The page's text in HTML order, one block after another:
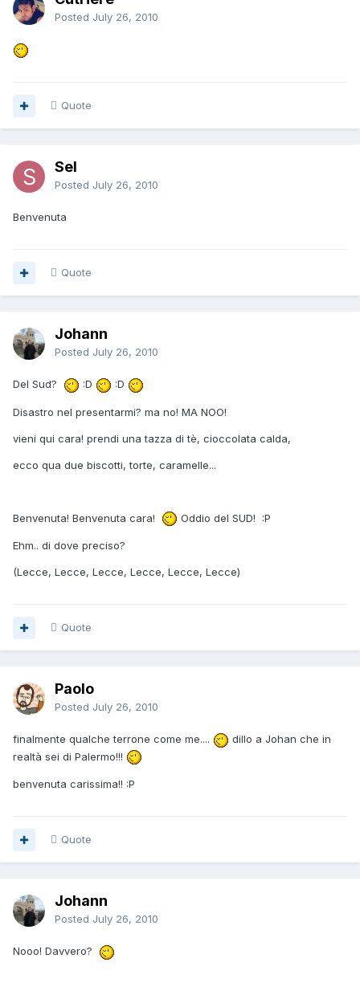
Posted July 26, 2010
Quote
Sel
Posted July 26, 2010
Benvenuta
Quote
Johann
Posted July 26, 2010
Del Sud? :D :D
Disastro nel presentarmi? ma no! MA NOO!
vieni qui cara! prendi una tazza di tè, cioccolata calda,
ecco qua due biscotti, torte, caramelle...
Benvenuta! Benvenuta cara! Oddio del SUD! :P
Ehm.. di dove preciso?
(Lecce, Lecce, Lecce, Lecce, Lecce, Lecce)
Quote
Paolo
Posted July 26, 2010
finalmente qualche terrone come me....
dillo a Johan che in
realtà sei di Palermo!!!
benvenuta carissima!! :P
Quote
Johann
Posted July 26, 2010
Nooo! Davvero?